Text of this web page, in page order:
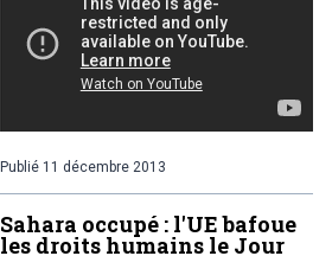
Publié 11 décembre 2013
Sahara occupé : l'UE bafoue
les droits humains le Jour